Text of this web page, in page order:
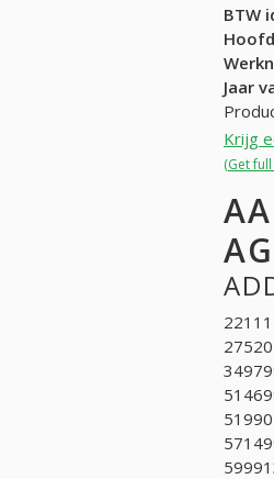
BTW
Jaar
Krijg
(Get